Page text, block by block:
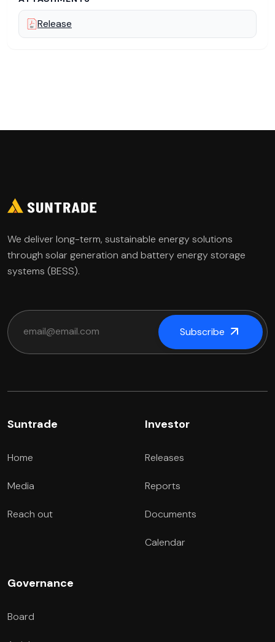
Release
We deliver long-term, sustainable energy solutions
through solar generation and battery energy storage
systems (BESS).
Subscribe
Suntrade
Home
Media
Reach out
Investor
Releases
Reports
Documents
Calendar
Governance
Board